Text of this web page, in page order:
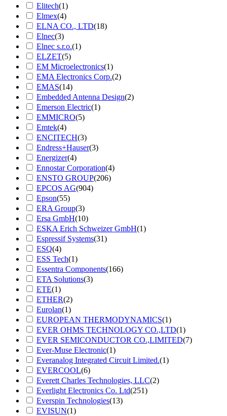
Elitech(1)
Elmex(4)
ELNA CO., LTD(18)
Elnec(3)
Elnec s.r.o.(1)
ELZET(5)
EM Microelectronics(1)
EMA Electronics Corp.(2)
EMAS(14)
Embedded Antenna Design(2)
Emerson Electric(1)
EMMICRO(5)
Emtek(4)
ENCITECH(3)
Endress+Hauser(3)
Energizer(4)
Ennostar Corporation(4)
ENSTO GROUP(206)
EPCOS AG(904)
Epson(55)
ERA Group(3)
Ersa GmbH(10)
ESKA Erich Schweizer GmbH(1)
Espressif Systems(31)
ESQ(4)
ESS Tech(1)
Essentra Components(166)
ETA Solutions(3)
ETE(1)
ETHER(2)
Eurolan(1)
EUROPEAN THERMODYNAMICS(1)
EVER OHMS TECHNOLOGY CO.,LTD(1)
EVER SEMICONDUCTOR CO.,LIMITED(7)
Ever-Muse Electronic(1)
Everanalog Integrated Circuit Limited.(1)
EVERCOOL(6)
Everett Charles Technologies, LLC(2)
Everlight Electronics Co. Ltd(251)
Everspin Technologies(13)
EVISUN(1)